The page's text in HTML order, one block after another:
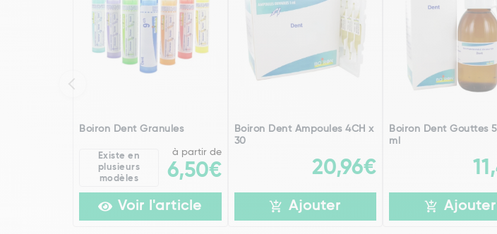
Boiron Dent Granules
Existe en
plusieurs
modèles
à partir de
6,50€
Voir l'article
Boiron Dent Ampoules 4CH x
30
20,96€
Ajouter
Boiron Dent Gouttes
ml
Ajouter